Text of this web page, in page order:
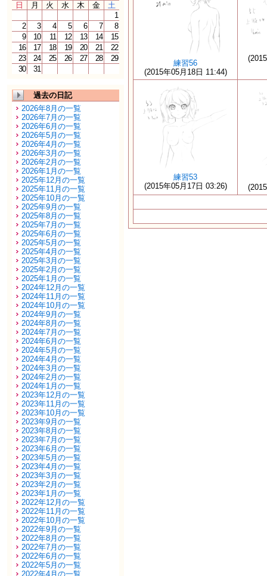
日
月 火 水 木 金
土
1
2
3 4 5 6 7
8
9
10 11 12 13 14
15
16
17 18 19 20 21
22
23
24 25 26 27 28
29
30
31
過去の日記
2026年8月の一覧
2026年7月の一覧
2026年6月の一覧
2026年5月の一覧
2026年4月の一覧
2026年3月の一覧
2026年2月の一覧
2026年1月の一覧
2025年12月の一覧
2025年11月の一覧
2025年10月の一覧
2025年9月の一覧
2025年8月の一覧
2025年7月の一覧
2025年6月の一覧
2025年5月の一覧
2025年4月の一覧
2025年3月の一覧
2025年2月の一覧
2025年1月の一覧
2024年12月の一覧
2024年11月の一覧
2024年10月の一覧
2024年9月の一覧
2024年8月の一覧
2024年7月の一覧
2024年6月の一覧
2024年5月の一覧
2024年4月の一覧
2024年3月の一覧
2024年2月の一覧
2024年1月の一覧
2023年12月の一覧
2023年11月の一覧
2023年10月の一覧
2023年9月の一覧
2023年8月の一覧
2023年7月の一覧
2023年6月の一覧
2023年5月の一覧
2023年4月の一覧
2023年3月の一覧
2023年2月の一覧
2023年1月の一覧
2022年12月の一覧
2022年11月の一覧
2022年10月の一覧
2022年9月の一覧
2022年8月の一覧
2022年7月の一覧
2022年6月の一覧
2022年5月の一覧
2022年4月の一覧
練習56
(2015年05月18日 11:44)
練習53
(2015年05月17日 03:26)